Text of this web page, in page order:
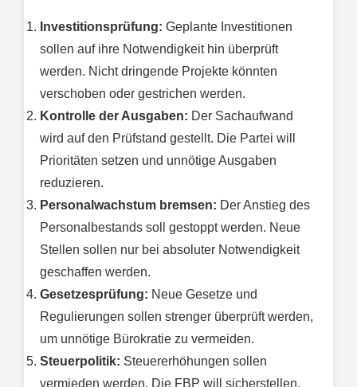
Investitionsprüfung: Geplante Investitionen
sollen auf ihre Notwendigkeit hin überprüft
werden. Nicht dringende Projekte könnten
verschoben oder gestrichen werden.
Kontrolle der Ausgaben: Der Sachaufwand
wird auf den Prüfstand gestellt. Die Partei will
Prioritäten setzen und unnötige Ausgaben
reduzieren.
Personalwachstum bremsen: Der Anstieg des
Personalbestands soll gestoppt werden. Neue
Stellen sollen nur bei absoluter Notwendigkeit
geschaffen werden.
Gesetzesprüfung: Neue Gesetze und
Regulierungen sollen strenger überprüft werden,
um unnötige Bürokratie zu vermeiden.
Steuerpolitik: Steuererhöhungen sollen
vermieden werden. Die FBP will sicherstellen,